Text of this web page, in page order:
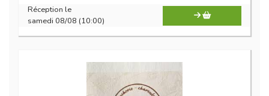
Réception le
samedi 08/08 (10:00)